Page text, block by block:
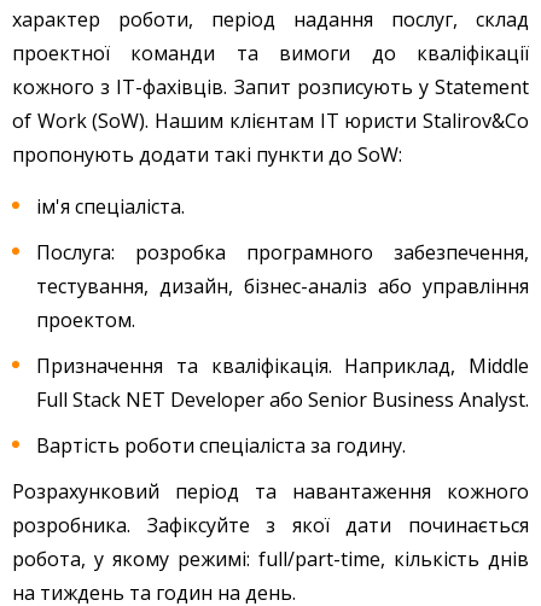
характер роботи, період надання послуг, склад
проектної команди та вимоги до кваліфікації
кожного з IT-фахівців. Запит розписують у Statement
of Work (SoW). Нашим клієнтам IT юристи Stalirov&Co
пропонують додати такі пункти до SoW:
ім'я спеціаліста.
Послуга: розробка програмного забезпечення,
тестування, дизайн, бізнес-аналіз або управління
проектом.
Призначення та кваліфікація. Наприклад, Middle
Full Stack NET Developer або Senior Business Analyst.
Вартість роботи спеціаліста за годину.
Розрахунковий період та навантаження кожного
розробника. Зафіксуйте з якої дати починається
робота, у якому режимі: full/part-time, кількість днів
на тиждень та годин на день.